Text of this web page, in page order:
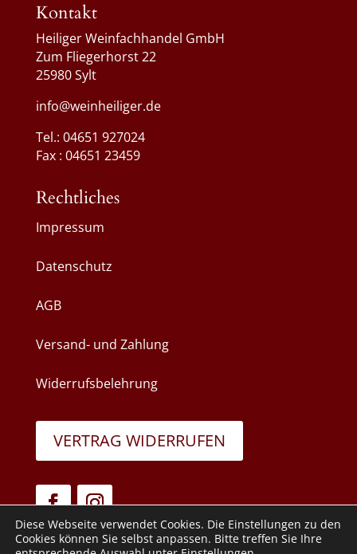
Kontakt
Heiliger Weinfachhandel GmbH
Zum Fliegerhorst 22
25980 Sylt
info@weinheiliger.de
Tel.: 04651 927024
Fax : 04651 23459
Rechtliches
Impressum
Datenschutz
AGB
Versand- und Zahlung
Widerrufsbelehrung
VERTRAG WIDERRUFEN
Diese Webseite verwendet Cookies. Die Einstellungen zu den
Cookies können Sie selbst anpassen. Bitte treffen Sie Ihre